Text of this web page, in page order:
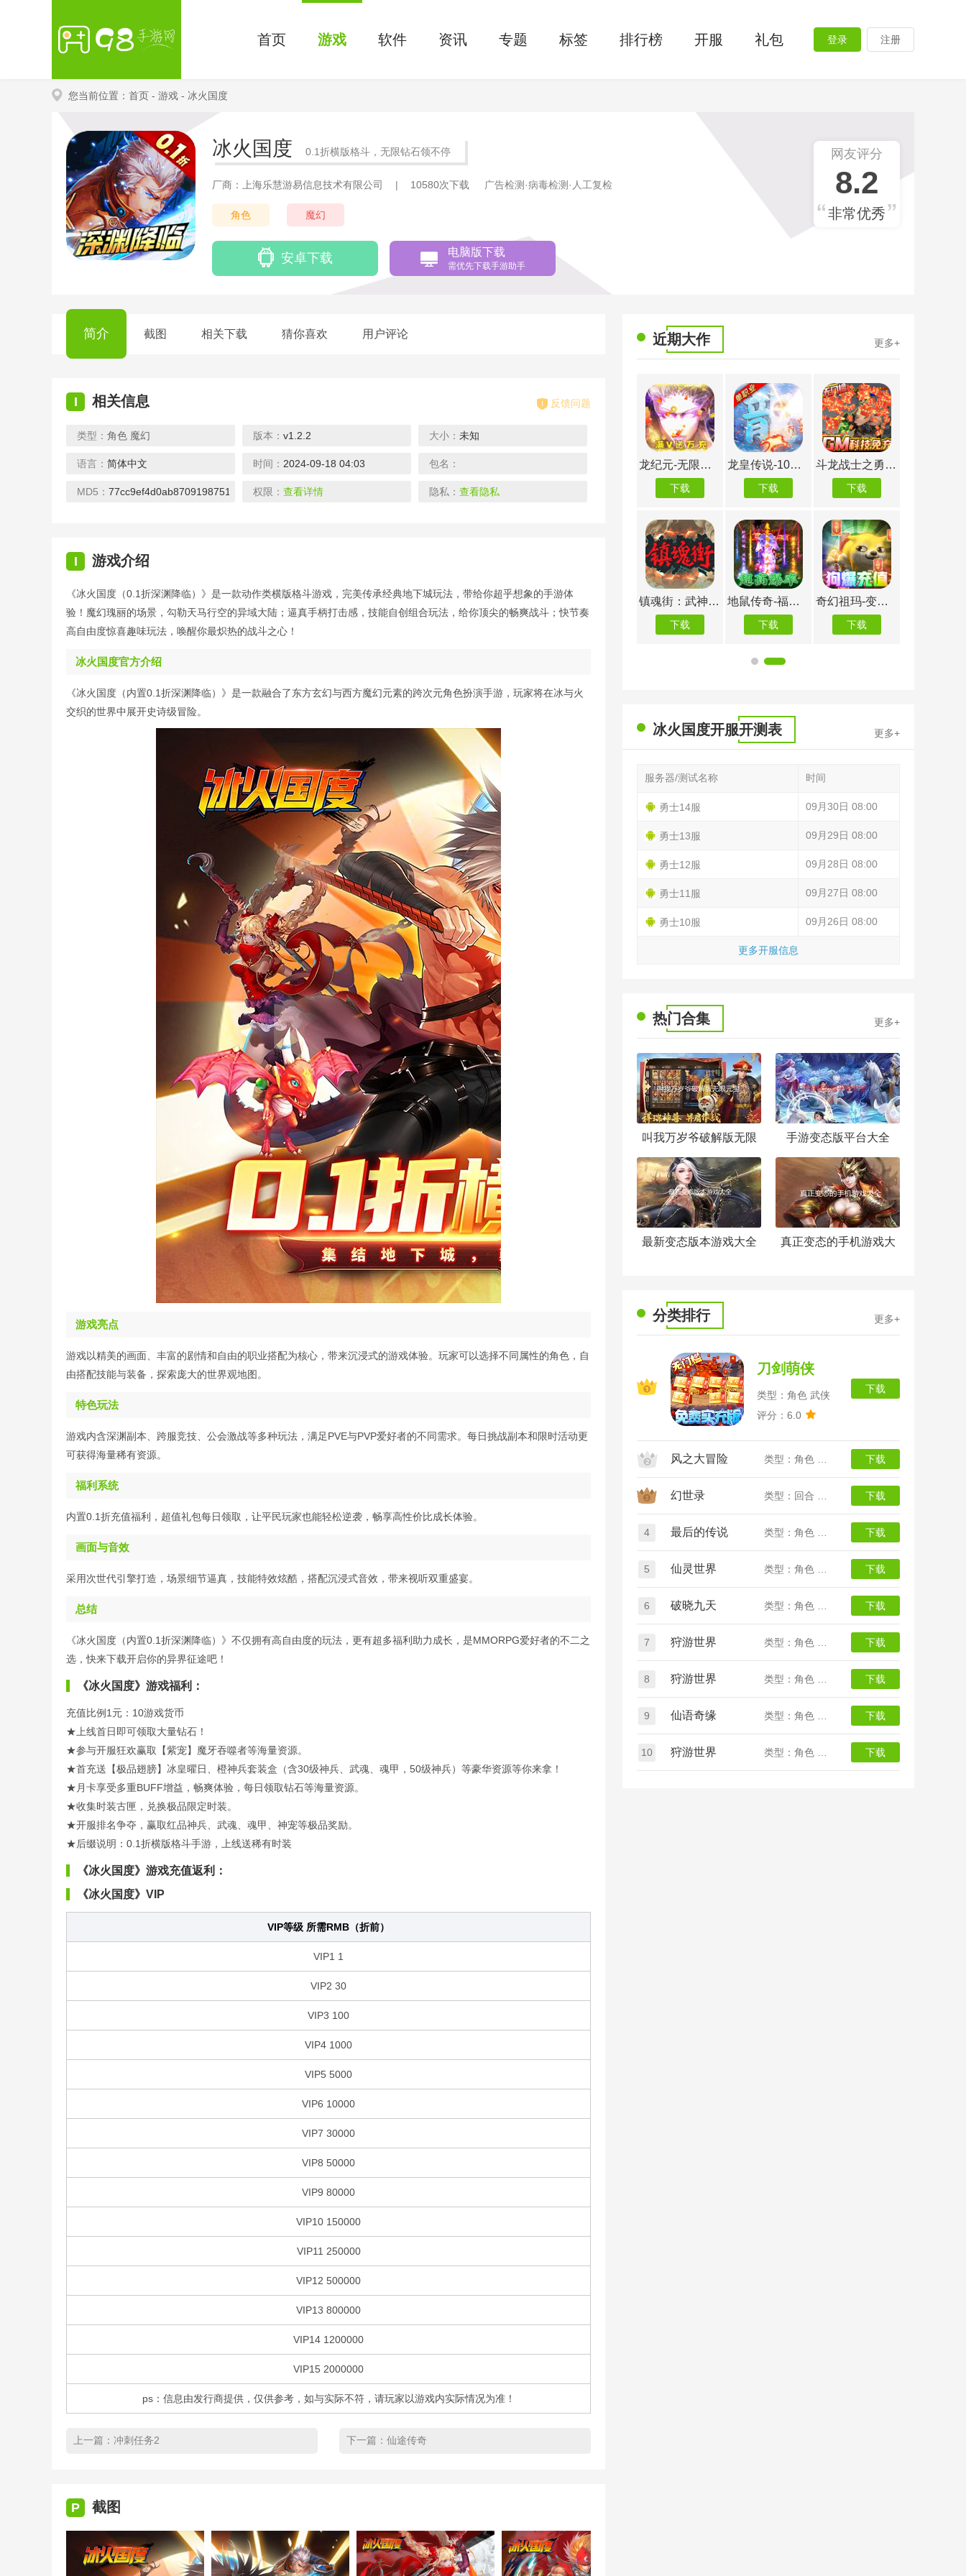
首页 游戏 软件 资讯 专题 标签 排行榜 开服 礼包 登录 注册
您当前位置： 首页 - 游戏 - 冰火国度
冰火国度 0.1折横版格斗，无限钻石领不停
厂商：上海乐慧游易信息技术有限公司 | 10580次下载 广告检测·病毒检测·人工复检
角色 魔幻
安卓下载 电脑版下载
需优先下载手游助手
网友评分
8.2
非常优秀
简介 截图 相关下载 猜你喜欢 用户评论
I 相关信息 反馈问题
类型： 角色 魔幻 版本： v1.2.2 大小： 未知
语言： 简体中文 时间： 2024-09-18 04:03 包名：
MD5： 77cc9ef4d0ab8709198751b8e2706fcc
权限： 查看详情 隐私： 查看隐私
I 游戏介绍
《冰火国度（0.1折深渊降临）》是一款动作类横版格斗游戏，完美传承经典地下城玩法，带给你超乎想象的手游体
验！魔幻瑰丽的场景，勾勒天马行空的异域大陆；逼真手柄打击感，技能自创组合玩法，给你顶尖的畅爽战斗；快节奏
高自由度惊喜趣味玩法，唤醒你最炽热的战斗之心！
冰火国度官方介绍
《冰火国度（内置0.1折深渊降临）》是一款融合了东方玄幻与西方魔幻元素的跨次元角色扮演手游，玩家将在冰与火
交织的世界中展开史诗级冒险。
游戏亮点
游戏以精美的画面、丰富的剧情和自由的职业搭配为核心，带来沉浸式的游戏体验。玩家可以选择不同属性的角色，自
由搭配技能与装备，探索庞大的世界观地图。
特色玩法
游戏内含深渊副本、跨服竞技、公会激战等多种玩法，满足PVE与PVP爱好者的不同需求。每日挑战副本和限时活动更
可获得海量稀有资源。
福利系统
内置0.1折充值福利，超值礼包每日领取，让平民玩家也能轻松逆袭，畅享高性价比成长体验。
画面与音效
采用次世代引擎打造，场景细节逼真，技能特效炫酷，搭配沉浸式音效，带来视听双重盛宴。
总结
《冰火国度（内置0.1折深渊降临）》不仅拥有高自由度的玩法，更有超多福利助力成长，是MMORPG爱好者的不二之
选，快来下载开启你的异界征途吧！
《冰火国度》游戏福利：
充值比例1元：10游戏货币
★上线首日即可领取大量钻石！
★参与开服狂欢赢取【紫宠】魔牙吞噬者等海量资源。
★首充送【极品翅膀】冰皇曜日、橙神兵套装盒（含30级神兵、武魂、魂甲，50级神兵）等豪华资源等你来拿！
★月卡享受多重BUFF增益，畅爽体验，每日领取钻石等海量资源。
★收集时装古匣，兑换极品限定时装。
★开服排名争夺，赢取红品神兵、武魂、魂甲、神宠等极品奖励。
★后缀说明：0.1折横版格斗手游，上线送稀有时装
《冰火国度》游戏充值返利：
《冰火国度》VIP
VIP等级 所需RMB（折前）
VIP1 1
VIP2 30
VIP3 100
VIP4 1000
VIP5 5000
VIP6 10000
VIP7 30000
VIP8 50000
VIP9 80000
VIP10 150000
VIP11 250000
VIP12 500000
VIP13 800000
VIP14 1200000
VIP15 2000000
ps：信息由发行商提供，仅供参考，如与实际不符，请玩家以游戏内实际情况为准！
上一篇： 冲刺任务2 下一篇： 仙途传奇
P 截图
近期大作 更多+
下载
龙皇传说-10亿0元购（删档内测）
下载
斗龙战士之勇往直前-GM科技直充
下载
镇魂街：武神躯-GM科技刷充（删档内测）
下载
地鼠传奇-福利版
下载
奇幻祖玛-变狗爆充版
烈火星辰-打金送充版
下载
斗法天地-送10万红包 荣耀崛起-升级送真充
龙纪元-无限元宝送万充（删档内测）
下载
龙皇传说-10亿0元购（删档内测）
下载
斗龙战士之勇往直前-GM科技直充
下载
镇魂街：武神躯-GM科技刷充（删档内测）
下载
地鼠传奇-福利版
下载
奇幻祖玛-变狗爆充版
下载
冰火国度开服开测表 更多+
更多开服信息
服务器/测试名称 时间
勇士14服 09月30日 08:00
勇士13服 09月29日 08:00
勇士12服 09月28日 08:00
勇士11服 09月27日 08:00
勇士10服 09月26日 08:00
热门合集 更多+
叫我万岁爷破解版无限
元宝
手游变态版平台大全
最新变态版本游戏大全 真正变态的手机游戏大
分类排行 更多+
刀剑萌侠
类型：角色 武侠
评分：6.0
下载
风之大冒险 下载
幻世录 下载
4 最后的传说 下载
5 仙灵世界 下载
6 破晓九天 下载
7 狩游世界 下载
8 狩游世界 下载
9 仙语奇缘 下载
10 狩游世界 下载